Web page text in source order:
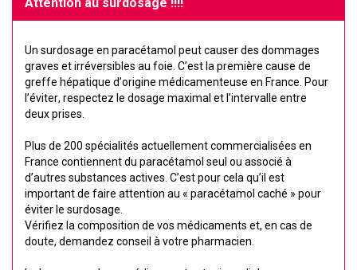
Un surdosage en paracétamol peut causer des dommages
graves et irréversibles au foie. C’est la première cause de
greffe hépatique d’origine médicamenteuse en France. Pour
l’éviter, respectez le dosage maximal et l’intervalle entre
deux prises.
Plus de 200 spécialités actuellement commercialisées en
France contiennent du paracétamol seul ou associé à
d’autres substances actives. C’est pour cela qu’il est
important de faire attention au « paracétamol caché » pour
éviter le surdosage.
Vérifiez la composition de vos médicaments et, en cas de
doute, demandez conseil à votre pharmacien.